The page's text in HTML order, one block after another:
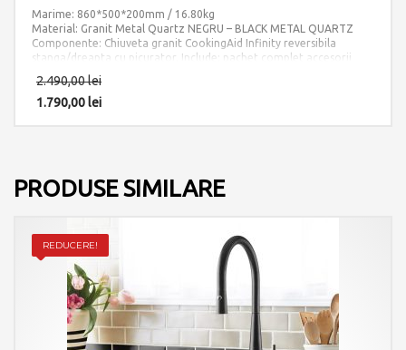
Marime: 860*500*200mm / 16.80kg
Material: Granit Metal Quartz NEGRU – BLACK METAL QUARTZ
Componente: Chiuveta granit CookingAid Infinity reversibila
stanga/dreapta cu picurator. Include: pachet complet accesorii
2.490,00lei
1.790,00lei
PRODUSE SIMILARE
REDUCERE!